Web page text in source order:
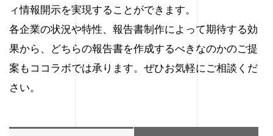
ィ情報開示を実現することができます。
各企業の状況や特性、報告書制作によって期待する効
果から、どちらの報告書を作成するべきなのかのご提
案もココラボでは承ります。ぜひお気軽にご相談くだ
さい。